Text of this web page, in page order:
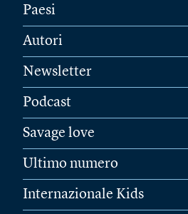
Paesi
Autori
Newsletter
Podcast
Savage love
Ultimo numero
Internazionale Kids